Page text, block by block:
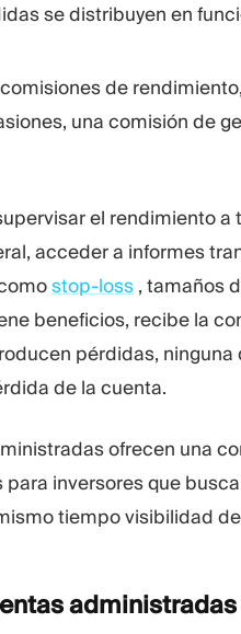
se distribuyen en
de
una comisión de
el rendimiento
acceder a informes
stop-loss , tamaños
beneficios, recibe la
pérdidas,
de la cuenta.
ofrecen una
para inversores que
tiempo visibilidad